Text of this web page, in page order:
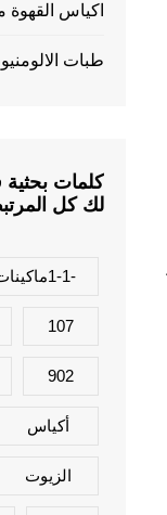
اكياس
طبات
كلمات
لك كل
-1-1ماكينات
107
902
أكياس
الزيوت